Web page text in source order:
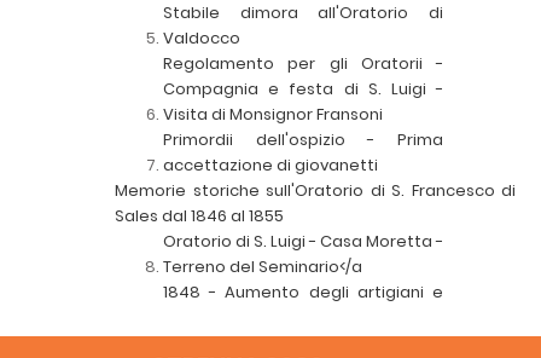
Stabile dimora all'Oratorio di
Valdocco
Regolamento per gli Oratorii -
Compagnia e festa di S. Luigi -
Visita di Monsignor Fransoni
Primordii dell'ospizio - Prima
accettazione di giovanetti
Memorie storiche sull'Oratorio di S. Francesco di
Sales dal 1846 al 1855
Oratorio di S. Luigi - Casa Moretta -
Terreno del Seminario</a
1848 - Aumento degli artigiani e
della sera - Concessioni